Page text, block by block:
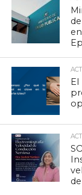
El